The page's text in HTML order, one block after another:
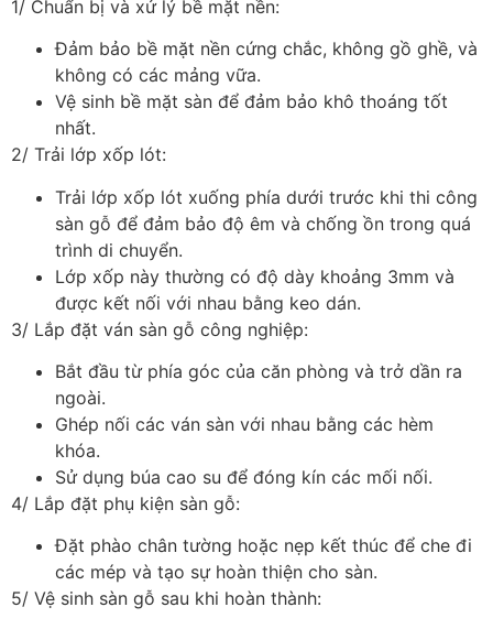
1/ Chuẩn bị và xử lý bề mặt nền:
Đảm bảo bề mặt nền cứng chắc, không gồ ghề, và
không có các mảng vữa.
Vệ sinh bề mặt sàn để đảm bảo khô thoáng tốt
nhất.
2/ Trải lớp xốp lót:
Trải lớp xốp lót xuống phía dưới trước khi thi công
sàn gỗ để đảm bảo độ êm và chống ồn trong quá
trình di chuyển.
Lớp xốp này thường có độ dày khoảng 3mm và
được kết nối với nhau bằng keo dán.
3/ Lắp đặt ván sàn gỗ công nghiệp:
Bắt đầu từ phía góc của căn phòng và trở dần ra
ngoài.
Ghép nối các ván sàn với nhau bằng các hèm
khóa.
Sử dụng búa cao su để đóng kín các mối nối.
4/ Lắp đặt phụ kiện sàn gỗ:
Đặt phào chân tường hoặc nẹp kết thúc để che đi
các mép và tạo sự hoàn thiện cho sàn.
5/ Vệ sinh sàn gỗ sau khi hoàn thành: